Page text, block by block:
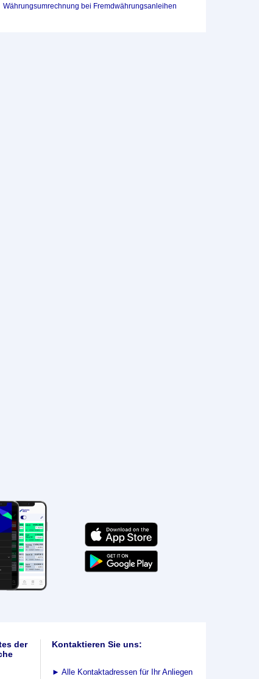
Währungsumrechnung bei Fremdwährungsanleihen
der
Kontaktieren Sie uns:
► Alle Kontaktadressen für Ihr Anliegen